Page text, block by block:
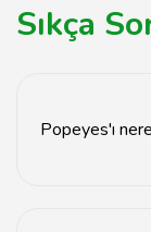
Sıkça
Popeyes'ı